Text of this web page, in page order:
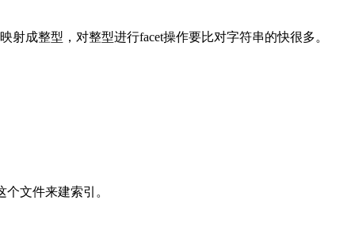
成整型，对整型进行facet操作要比对字符串的快很多。
文件来建索引。